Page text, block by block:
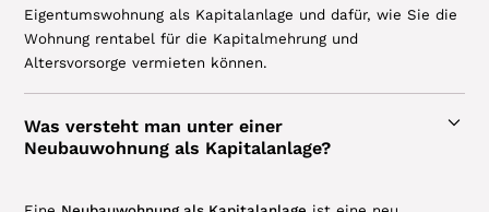
unsere Anliegen wurden berücksichtigt,
empfanden wir sehr angenehm. Preisstruktur
und Absprachen wurden eingehalten, empfehlen
wir gerne.
Tanja S.
Eigentumswohnung als Kapitalanlage und dafür, wie Sie die
Wohnung rentabel für die Kapitalmehrung und
Altersvorsorge vermieten können.
Was versteht man unter einer
Neubauwohnung als Kapitalanlage?